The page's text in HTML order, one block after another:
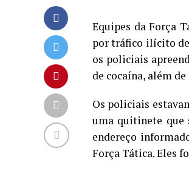
Equipes da Força
por tráfico ilícito de
os policiais
de cocaína, além
Os policiais
uma quitinete que
endereço
Força Tática. Eles